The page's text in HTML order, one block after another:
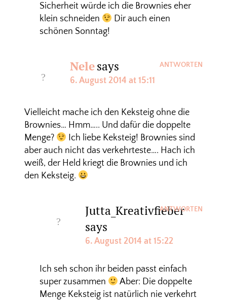
Sicherheit würde ich die Brownies eher
klein schneiden
Dir auch einen
schönen Sonntag!
Nelesays
6. August 2014 at 15:11
Vielleicht mache ich den Keksteig ohne die
Brownies… Hmm….. Und dafür die doppelte
Menge?
Ich liebe Keksteig! Brownies sind
aber auch nicht das verkehrteste…. Hach ich
weiß, der Held kriegt die Brownies und ich
den Keksteig.
ANTWORTEN
Jutta_Kreativfieber
says
6. August 2014 at 15:22
Ich seh schon ihr beiden passt einfach
super zusammen
Aber: Die doppelte
Menge Keksteig ist natürlich nie verkehrt
ANTWORTEN